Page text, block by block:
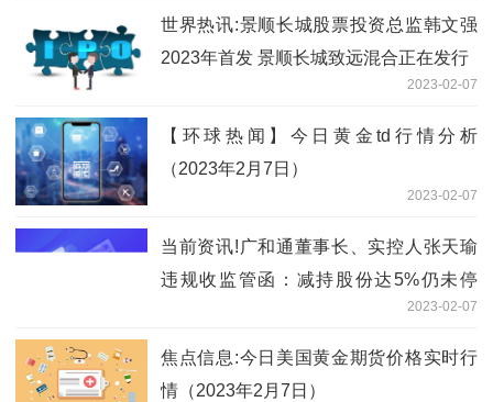
世界热讯:景顺长城股票投资总监韩文强
2023年首发 景顺长城致远混合正在发行
2023-02-07
【环球热闻】今日黄金td行情分析
（2023年2月7日）
2023-02-07
当前资讯!广和通董事长、实控人张天瑜
违规收监管函：减持股份达5%仍未停
2023-02-07
焦点信息:今日美国黄金期货价格实时行
情（2023年2月7日）